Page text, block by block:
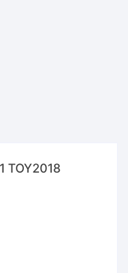
TOY2018